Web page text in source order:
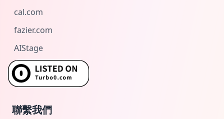
cal.com
fazier.com
AIStage
聯繫我們